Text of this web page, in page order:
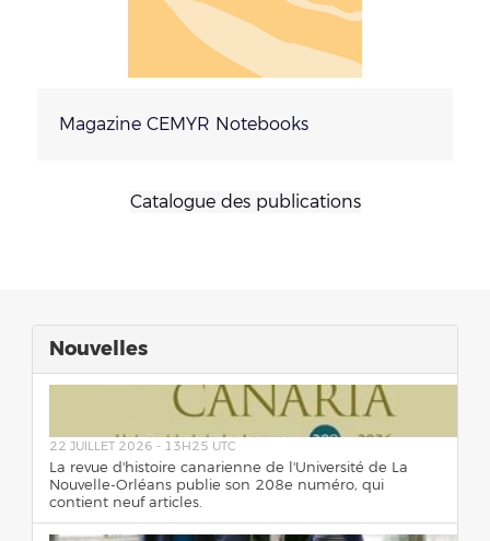
Magazine CEMYR Notebooks
Catalogue des publications
Nouvelles
22 JUILLET 2026 - 13H25 UTC
La revue d'histoire canarienne de l'Université de La
Nouvelle-Orléans publie son 208e numéro, qui
contient neuf articles.